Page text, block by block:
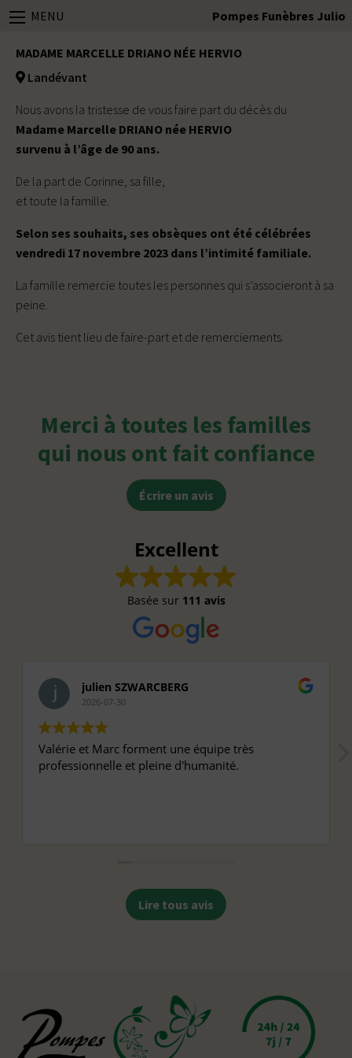
MENU Pompes Funèbres Julio
MADAME MARCELLE DRIANO NÉE HERVIO
Landévant
Nous avons la tristesse de vous faire part du décès du
Madame Marcelle DRIANO née HERVIO
survenu à l’âge de 90 ans.
De la part de Corinne, sa fille,
et toute la famille.
Selon ses souhaits, ses obsèques ont été célébrées
vendredi 17 novembre 2023 dans l’intimité familiale.
La famille remercie toutes les personnes qui s’associeront à sa
peine.
Cet avis tient lieu de faire-part et de remerciements.
Merci à toutes les familles
qui nous ont fait confiance
Écrire un avis
Excellent
Basée sur 111 avis
julien SZWARCBERG
2026-07-30
Valérie et Marc forment une équipe très
professionnelle et pleine d'humanité.
Lire tous avis